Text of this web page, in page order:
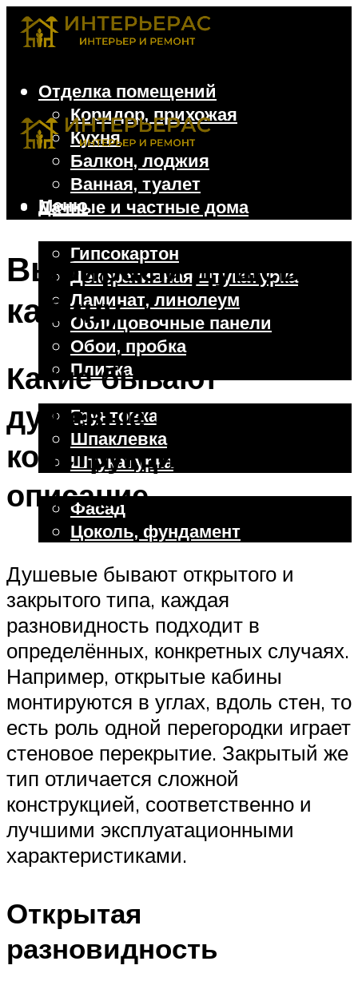
Отделка помещений
Коридор, прихожая
Кухня
Балкон, лоджия
Ванная, туалет
Дачные и частные дома
Гипсокартон
Декоративная штукатурка
Ламинат, линолеум
Облицовочные панели
Обои, пробка
Плитка
Отделочные работы
Грунтовка
Шпаклевка
Штукатурка
Внешняя отделка
Фасад
Цоколь, фундамент
Меню
Меню
Выбираем душевую
кабину
Какие бывают
душевые по
конструкции:
описание
Душевые бывают открытого и
закрытого типа, каждая
разновидность подходит в
определённых, конкретных случаях.
Например, открытые кабины
монтируются в углах, вдоль стен, то
есть роль одной перегородки играет
стеновое перекрытие. Закрытый же
тип отличается сложной
конструкцией, соответственно и
лучшими эксплуатационными
характеристиками.
Открытая
разновидность